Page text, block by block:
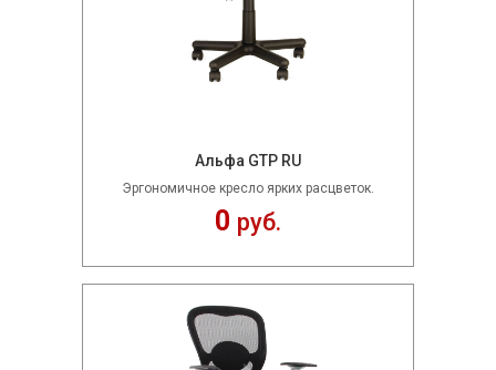
Альфа GTP RU
Эргономичное кресло ярких расцветок.
0 руб.